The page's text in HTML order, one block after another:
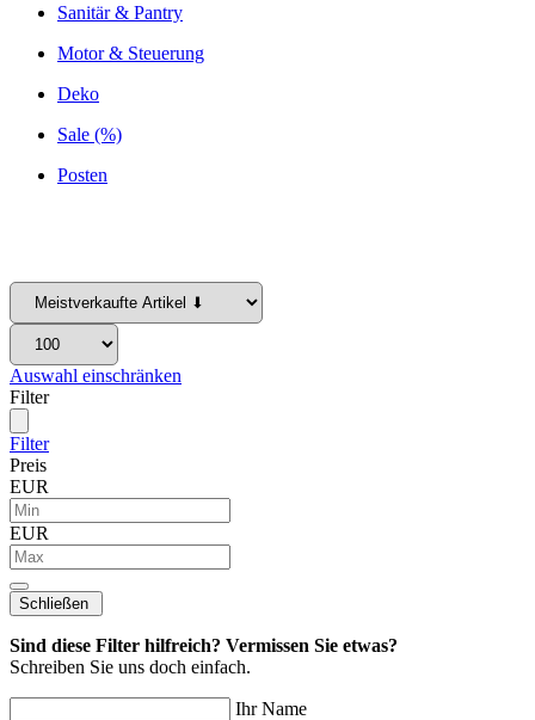
Sanitär & Pantry
Motor & Steuerung
Deko
Sale (%)
Posten
Auswahl einschränken
Filter
Filter
Preis
EUR
EUR
Schließen
Sind diese Filter hilfreich? Vermissen Sie etwas?
Schreiben Sie uns doch einfach.
Ihr Name